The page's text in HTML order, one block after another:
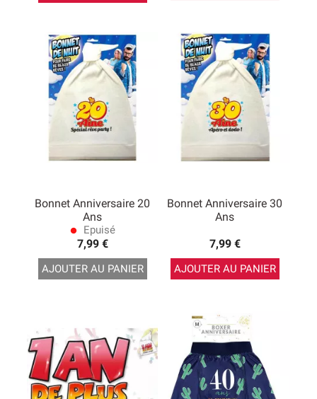
Bonnet Anniversaire 20
Ans
lens Epuisé
7,99 €
AJOUTER AU PANIER
Bonnet Anniversaire 30
Ans
7,99 €
AJOUTER AU PANIER